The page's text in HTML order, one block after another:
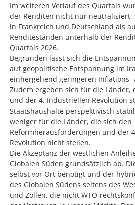
Im weiteren Verlauf des Quartals
der Renditen nicht nur neutralisiert,
in Frankreich und Deutschland als
Renditeständen unterhalb der
Quartals 2026.
Begründen lässt sich die
auf geopolitische Entspannung im
einhergehend geringeren Inflations-
Zudem ergeben sich für die Länder,
und der 4. Industriellen Revolution
Staatshaushalte perspektivisch
weniger für die Länder, die sich den
Reformherausforderungen und der
Revolution nicht stellen.
Die Akzeptanz der westlichen
Globalen Süden grundsätzlich ab.
selbst vor Ort benötigt und der
des Globalen Südens seitens des
und Zöllen, die nicht WTO-